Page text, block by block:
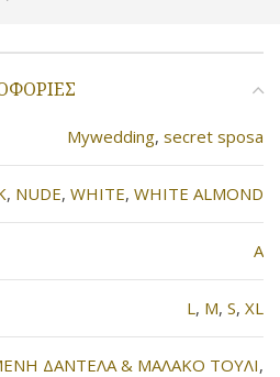
Mywedding, secret sposa
, NUDE, WHITE, WHITE ALMOND
Α
L, M, S, XL
ΔΑΝΤΕΛΑ & ΜΑΛΑΚΟ ΤΟΥΛΙ,